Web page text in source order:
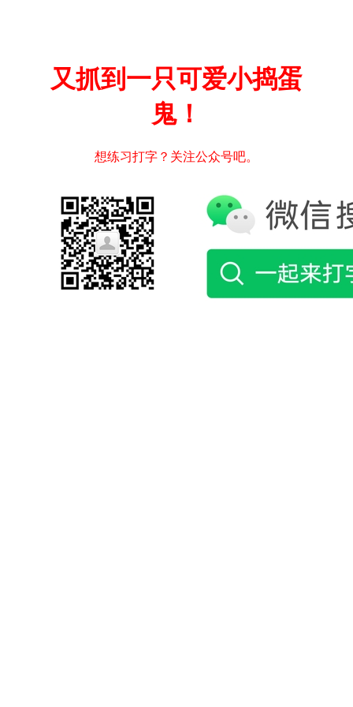
又抓到一只可爱小捣蛋
鬼！
想练习打字？关注公众号吧。